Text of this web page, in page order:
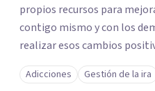
propios recursos para
contigo mismo y con los
realizar esos cambios
tiempo pero que no sabes
primera visita informativa
Adicciones Gestión de la ira